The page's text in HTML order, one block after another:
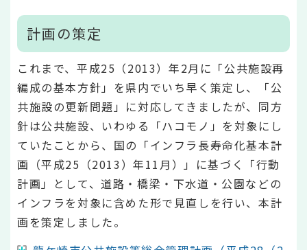
計画の策定
これまで、平成25（2013）年2月に「公共施設再
編成の基本方針」を県内でいち早く策定し、「公
共施設の更新問題」に対応してきましたが、同方
針は公共施設、いわゆる「ハコモノ」を対象にし
ていたことから、国の「インフラ長寿命化基本計
画（平成25（2013）年11月）」に基づく「行動
計画」として、道路・橋梁・下水道・公園などの
インフラを対象に含めた形で見直しを行い、本計
画を策定しました。